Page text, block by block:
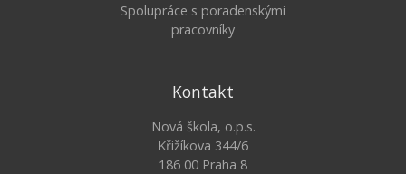
Spolupráce s poradenskými
pracovníky
Kontakt
Nová škola, o.p.s.
Křižíkova 344/6
186 00 Praha 8